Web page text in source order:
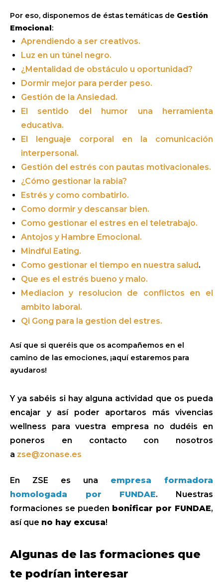
Por eso, disponemos de éstas temáticas de Gestión
Emocional:
Aprendiendo a ser creativos.
Luz en un túnel negro.
¿Mentalidad de obstáculo u oportunidad?
Dormir mejor para perder peso.
Gestión de la Ansiedad.
El sentido del humor una herramienta
educativa.
El lenguaje corporal en la comunicación
interpersonal.
Gestión del estrés con pautas motivacionales.
¿Cómo gestionar la rabia?
Estrés y como combatirlo.
Como dormir y descansar bien.
Como gestionar el estres en el teletrabajo.
Antojos y Hambre Emocional.
Mindful Eating.
Como gestionar el tiempo en nuestra salud.
Que es el estrés bueno y malo.
Mediacion y resolucion de conflictos en el
ambito laboral.
Qi Gong para la gestion del estres.
Así que si queréis que os acompañemos en el
camino de las emociones, ¡aquí estaremos para
ayudaros!
Y ya sabéis si hay alguna actividad que os pueda
encajar y así poder aportaros más vivencias
wellness para vuestra empresa no dudéis en
poneros en contacto con nosotros
a zse@zonase.es
En ZSE es una empresa formadora
homologada por FUNDAE. Nuestras
formaciones se pueden bonificar por FUNDAE,
así que no hay excusa!
Algunas de las formaciones que
te podrían interesar